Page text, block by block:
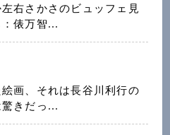
右さかさのビュッフェ見
俵万智...
画、それは長谷川利行の
きだっ...